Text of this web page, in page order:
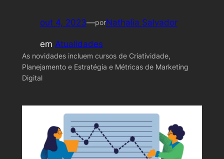
out 4, 2023—porNathalia Salvador
em Atualidades
As novidades incluem cursos de Criatividade,
Planejamento e Estratégia e Métricas de Marketing
Digital